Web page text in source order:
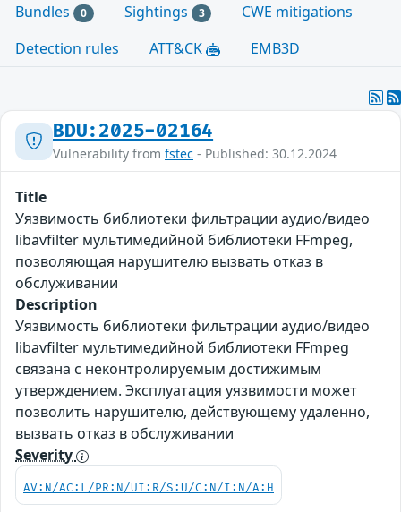
Bundles 0 Sightings 3
CWE mitigations
Detection rules
ATT&CK EMB3D
BDU:2025-02164
Vulnerability from fstec - Published: 30.12.2024
Title
Уязвимость библиотеки фильтрации аудио/видео
libavfilter мультимедийной библиотеки FFmpeg,
позволяющая нарушителю вызвать отказ в
обслуживании
Description
Уязвимость библиотеки фильтрации аудио/видео
libavfilter мультимедийной библиотеки FFmpeg
связана с неконтролируемым достижимым
утверждением. Эксплуатация уязвимости может
позволить нарушителю, действующему удаленно,
вызвать отказ в обслуживании
Severity
AV:N/AC:L/PR:N/UI:R/S:U/C:N/I:N/A:H